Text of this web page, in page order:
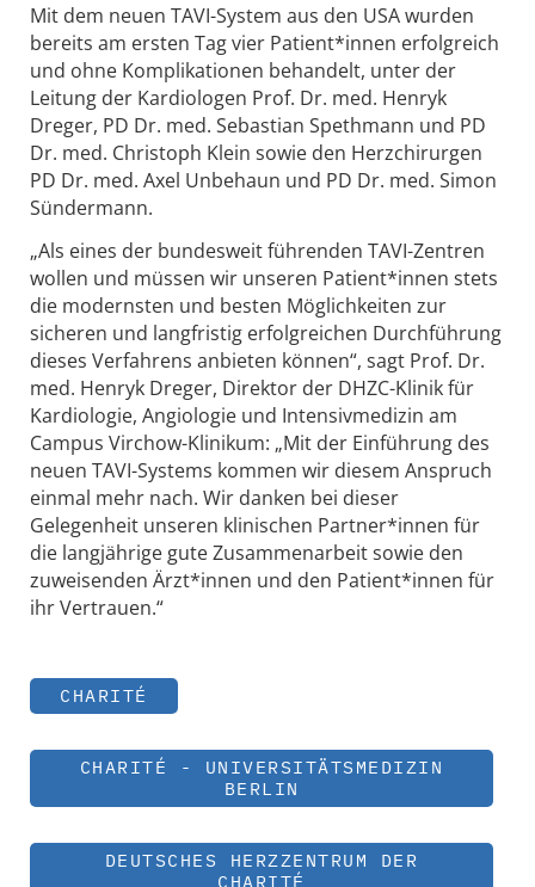
Mit dem neuen TAVI-System aus den USA wurden
bereits am ersten Tag vier Patient*innen erfolgreich
und ohne Komplikationen behandelt, unter der
Leitung der Kardiologen Prof. Dr. med. Henryk
Dreger, PD Dr. med. Sebastian Spethmann und PD
Dr. med. Christoph Klein sowie den Herzchirurgen
PD Dr. med. Axel Unbehaun und PD Dr. med. Simon
Sündermann.
„Als eines der bundesweit führenden TAVI-Zentren
wollen und müssen wir unseren Patient*innen stets
die modernsten und besten Möglichkeiten zur
sicheren und langfristig erfolgreichen Durchführung
dieses Verfahrens anbieten können“, sagt Prof. Dr.
med. Henryk Dreger, Direktor der DHZC-Klinik für
Kardiologie, Angiologie und Intensivmedizin am
Campus Virchow-Klinikum: „Mit der Einführung des
neuen TAVI-Systems kommen wir diesem Anspruch
einmal mehr nach. Wir danken bei dieser
Gelegenheit unseren klinischen Partner*innen für
die langjährige gute Zusammenarbeit sowie den
zuweisenden Ärzt*innen und den Patient*innen für
ihr Vertrauen.“
CHARITÉ
CHARITÉ - UNIVERSITÄTSMEDIZIN
BERLIN
DEUTSCHES HERZZENTRUM DER
CHARITÉ